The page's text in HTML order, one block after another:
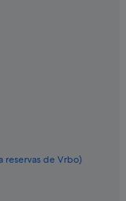
reservas de Vrbo)